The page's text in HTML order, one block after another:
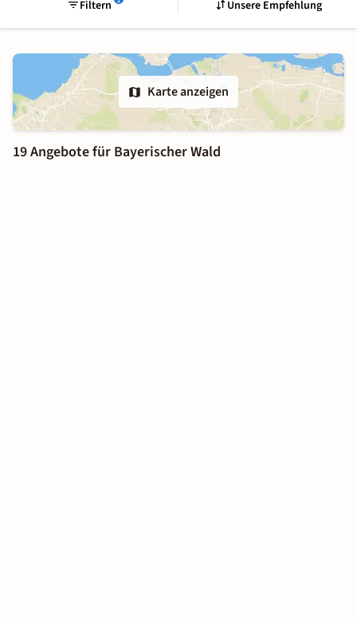
Filtern Unsere Empfehlung
Karte anzeigen
19 Angebote für Bayerischer Wald